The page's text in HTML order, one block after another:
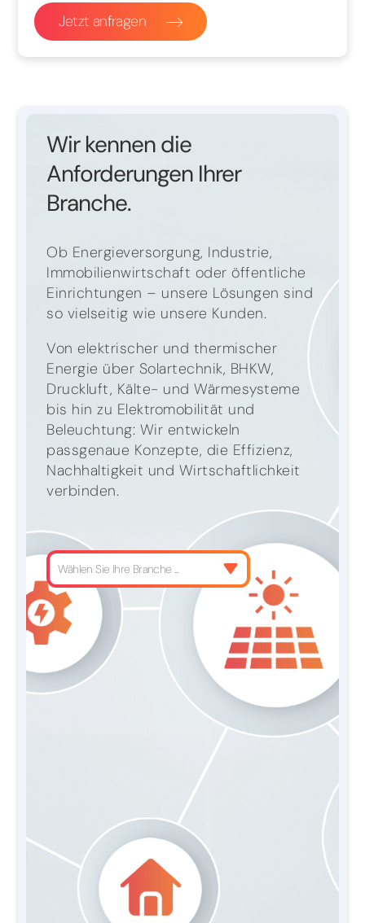
Jetzt anfragen
Wir kennen die
Anforderungen Ihrer
Branche.
Ob Energieversorgung, Industrie,
Immobilienwirtschaft oder öffentliche
Einrichtungen – unsere Lösungen sind
so vielseitig wie unsere Kunden.
Von elektrischer und thermischer
Energie über Solartechnik, BHKW,
Druckluft, Kälte- und Wärmesysteme
bis hin zu Elektromobilität und
Beleuchtung: Wir entwickeln
passgenaue Konzepte, die Effizienz,
Nachhaltigkeit und Wirtschaftlichkeit
verbinden.
Wählen Sie Ihre Branche ...